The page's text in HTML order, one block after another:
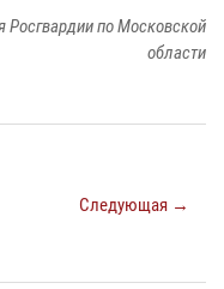
Росгвардии по Московской
области
Следующая →